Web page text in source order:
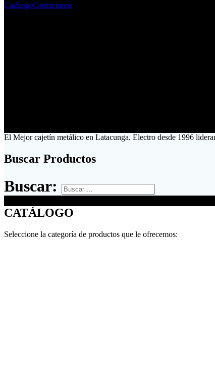
CatálogoContáctanos
El Mejor cajetín metálico en Latacunga. Electro desde 1996
Buscar Productos
Buscar:
CATÁLOGO
Seleccione la categoría de productos que le ofrecemos: